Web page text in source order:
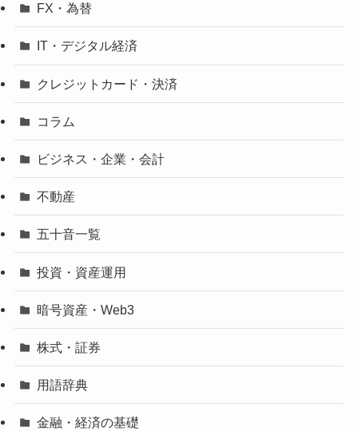
FX・為替
IT・デジタル経済
クレジットカード・決済
コラム
ビジネス・企業・会計
不動産
五十音一覧
投資・資産運用
暗号資産・Web3
株式・証券
用語辞典
金融・経済の基礎